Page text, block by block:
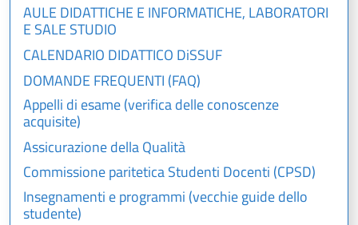
AULE DIDATTICHE E INFORMATICHE, LABORATORI
E SALE STUDIO
CALENDARIO DIDATTICO DiSSUF
DOMANDE FREQUENTI (FAQ)
Appelli di esame (verifica delle conoscenze
acquisite)
Assicurazione della Qualità
Commissione paritetica Studenti Docenti (CPSD)
Insegnamenti e programmi (vecchie guide dello
studente)